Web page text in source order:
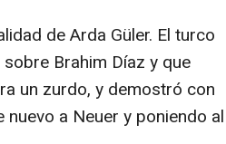
de Arda Güler. El turco
Brahim Díaz y que
un zurdo, y demostró con
a Neuer y poniendo al